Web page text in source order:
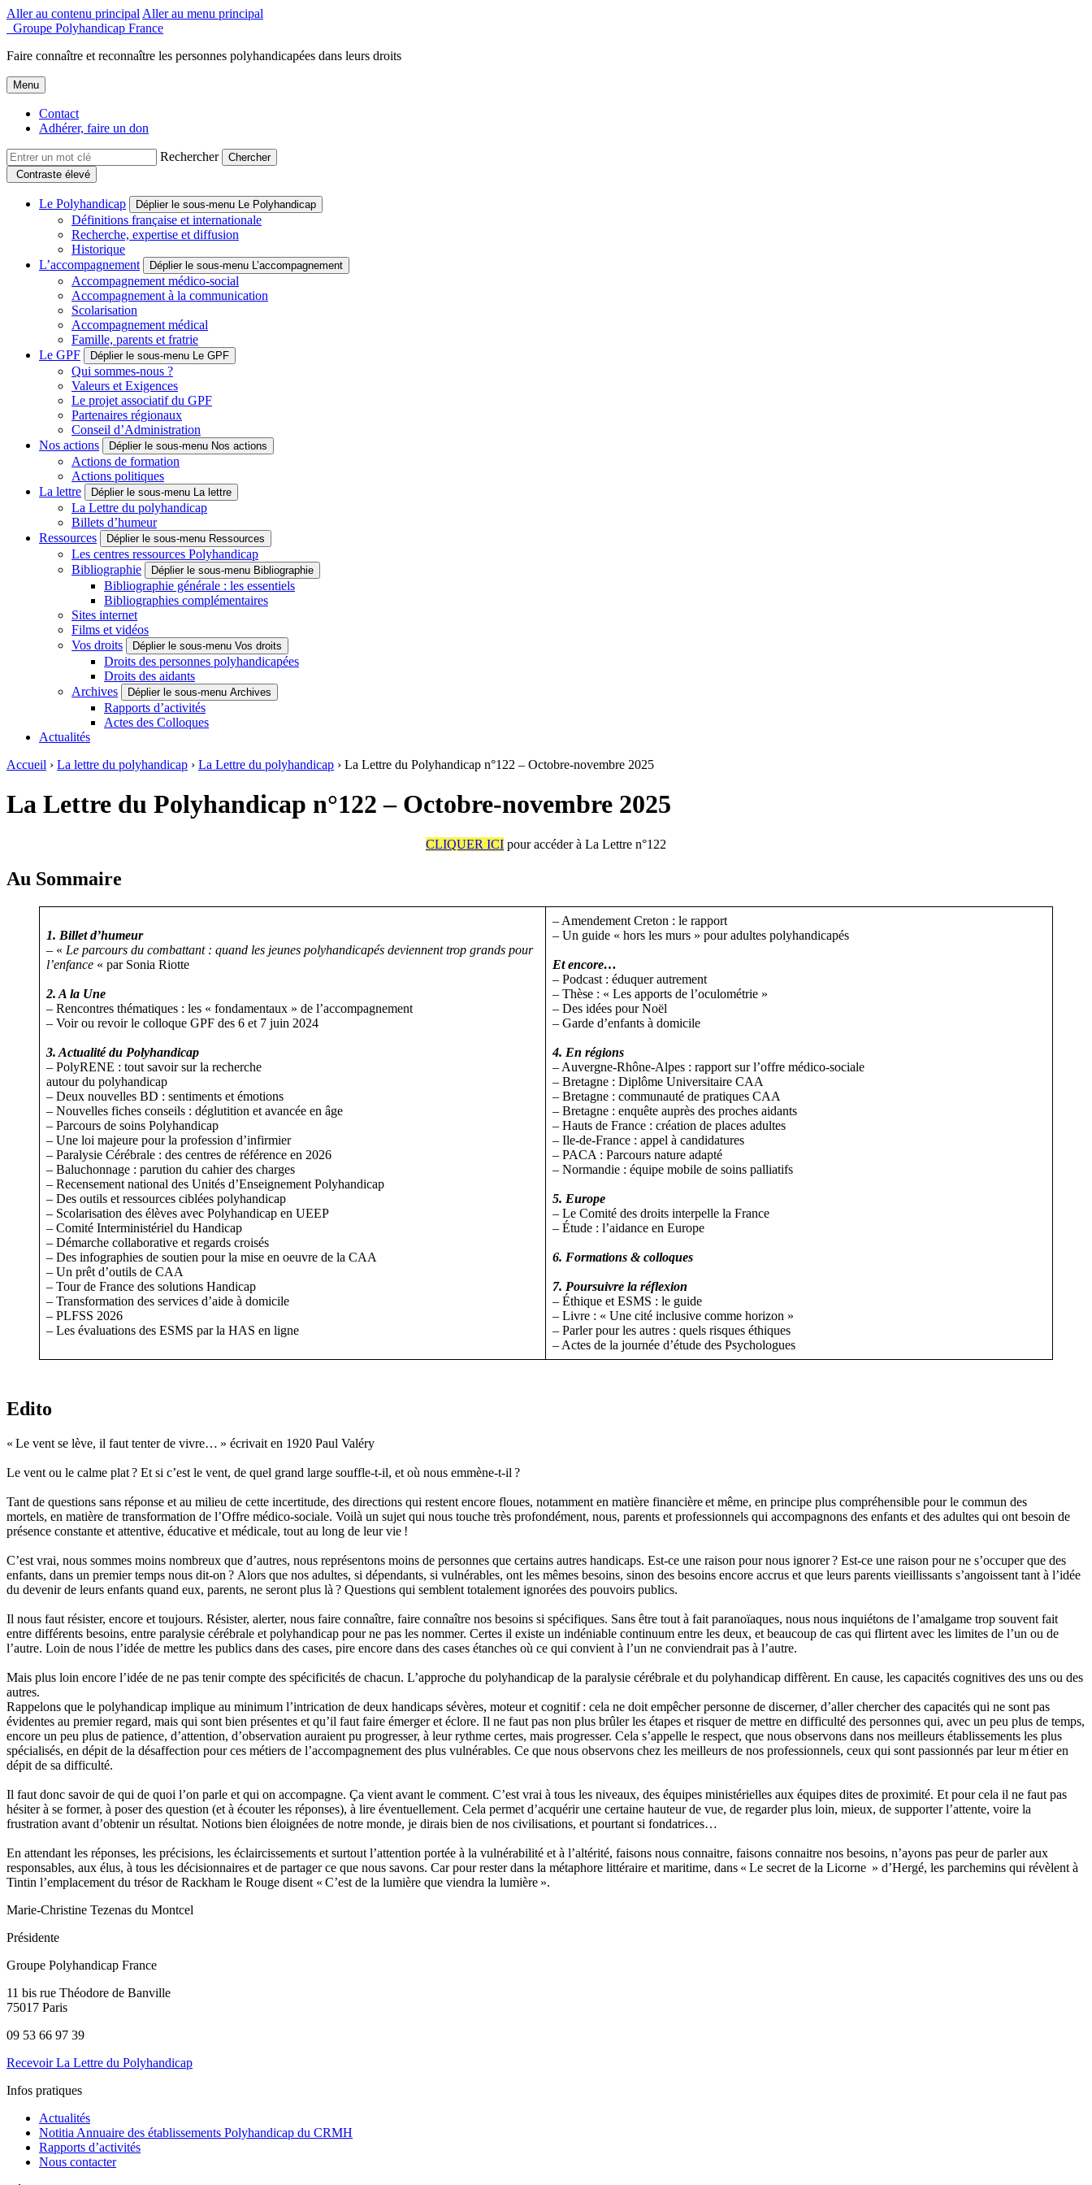
Aller au contenu principal Aller au menu principal
Groupe Polyhandicap France
Faire connaître et reconnaître les personnes polyhandicapées dans leurs droits
Menu
Contact
Adhérer, faire un don
Rechercher
Contraste élevé
Le Polyhandicap Déplier le sous-menu Le Polyhandicap
Définitions française et internationale
Recherche, expertise et diffusion
Historique
L’accompagnement
Déplier le sous-menu L’accompagnement
Accompagnement médico-social
Accompagnement à la communication
Scolarisation
Accompagnement médical
Famille, parents et fratrie
Le GPF
Déplier le sous-menu Le GPF
Qui sommes-nous ?
Valeurs et Exigences
Le projet associatif du GPF
Partenaires régionaux
Conseil d’Administration
Nos actions
Déplier le sous-menu Nos actions
Actions de formation
Actions politiques
La lettre
Déplier le sous-menu La lettre
La Lettre du polyhandicap
Billets d’humeur
Ressources
Déplier le sous-menu Ressources
Les centres ressources Polyhandicap
Bibliographie
Déplier le sous-menu Bibliographie
Bibliographie générale : les essentiels
Bibliographies complémentaires
Sites internet
Films et vidéos
Vos droits
Déplier le sous-menu Vos droits
Droits des personnes polyhandicapées
Droits des aidants
Archives
Déplier le sous-menu Archives
Rapports d’activités
Actes des Colloques
Actualités
Accueil › La lettre du polyhandicap › La Lettre du polyhandicap › La Lettre du Polyhandicap n°122 – Octobre-novembre 2025
La Lettre du Polyhandicap n°122 – Octobre-novembre 2025
CLIQUER ICI pour accéder à La Lettre n°122
Au Sommaire
1. Billet d’humeur
– « Le parcours du combattant : quand les jeunes polyhandicapés deviennent trop grands pour
l’enfance « par Sonia Riotte
2. A la Une
– Rencontres thématiques : les « fondamentaux » de l’accompagnement
– Voir ou revoir le colloque GPF des 6 et 7 juin 2024
3. Actualité du Polyhandicap
– PolyRENE : tout savoir sur la recherche
autour du polyhandicap
– Deux nouvelles BD : sentiments et émotions
– Nouvelles fiches conseils : déglutition et avancée en âge
– Parcours de soins Polyhandicap
– Une loi majeure pour la profession d’infirmier
– Paralysie Cérébrale : des centres de référence en 2026
– Baluchonnage : parution du cahier des charges
– Recensement national des Unités d’Enseignement Polyhandicap
– Des outils et ressources ciblées polyhandicap
– Scolarisation des élèves avec Polyhandicap en UEEP
– Comité Interministériel du Handicap
– Démarche collaborative et regards croisés
– Des infographies de soutien pour la mise en oeuvre de la CAA
– Un prêt d’outils de CAA
– Tour de France des solutions Handicap
– Transformation des services d’aide à domicile
– PLFSS 2026
– Les évaluations des ESMS par la HAS en ligne
– Amendement Creton : le rapport
– Un guide « hors les murs » pour adultes polyhandicapés
Et encore…
– Podcast : éduquer autrement
– Thèse : « Les apports de l’oculométrie »
– Des idées pour Noël
– Garde d’enfants à domicile
4. En régions
– Auvergne-Rhône-Alpes : rapport sur l’offre médico-sociale
– Bretagne : Diplôme Universitaire CAA
– Bretagne : communauté de pratiques CAA
– Bretagne : enquête auprès des proches aidants
– Hauts de France : création de places adultes
– Ile-de-France : appel à candidatures
– PACA : Parcours nature adapté
– Normandie : équipe mobile de soins palliatifs
5. Europe
– Le Comité des droits interpelle la France
– Étude : l’aidance en Europe
6. Formations & colloques
7. Poursuivre la réflexion
– Éthique et ESMS : le guide
– Livre : « Une cité inclusive comme horizon »
– Parler pour les autres : quels risques éthiques
– Actes de la journée d’étude des Psychologues
Edito
« Le vent se lève, il faut tenter de vivre… » écrivait en 1920 Paul Valéry
Le vent ou le calme plat ? Et si c’est le vent, de quel grand large souffle-t-il, et où nous emmène-t-il ?
Tant de questions sans réponse et au milieu de cette incertitude, des directions qui restent encore floues, notamment en matière financière et même, en principe plus compréhensible pour le commun des
mortels, en matière de transformation de l’Offre médico-sociale. Voilà un sujet qui nous touche très profondément, nous, parents et professionnels qui accompagnons des enfants et des adultes qui ont besoin de
présence constante et attentive, éducative et médicale, tout au long de leur vie !
C’est vrai, nous sommes moins nombreux que d’autres, nous représentons moins de personnes que certains autres handicaps. Est-ce une raison pour nous ignorer ? Est-ce une raison pour ne s’occuper que des
enfants, dans un premier temps nous dit-on ? Alors que nos adultes, si dépendants, si vulnérables, ont les mêmes besoins, sinon des besoins encore accrus et que leurs parents vieillissants s’angoissent tant à l’idée
du devenir de leurs enfants quand eux, parents, ne seront plus là ? Questions qui semblent totalement ignorées des pouvoirs publics.
Il nous faut résister, encore et toujours. Résister, alerter, nous faire connaître, faire connaître nos besoins si spécifiques. Sans être tout à fait paranoïaques, nous nous inquiétons de l’amalgame trop souvent fait
entre différents besoins, entre paralysie cérébrale et polyhandicap pour ne pas les nommer. Certes il existe un indéniable continuum entre les deux, et beaucoup de cas qui flirtent avec les limites de l’un ou de
l’autre. Loin de nous l’idée de mettre les publics dans des cases, pire encore dans des cases étanches où ce qui convient à l’un ne conviendrait pas à l’autre.
Mais plus loin encore l’idée de ne pas tenir compte des spécificités de chacun. L’approche du polyhandicap de la paralysie cérébrale et du polyhandicap diffèrent. En cause, les capacités cognitives des uns ou des
autres.
Rappelons que le polyhandicap implique au minimum l’intrication de deux handicaps sévères, moteur et cognitif : cela ne doit empêcher personne de discerner, d’aller chercher des capacités qui ne sont pas
évidentes au premier regard, mais qui sont bien présentes et qu’il faut faire émerger et éclore. Il ne faut pas non plus brûler les étapes et risquer de mettre en difficulté des personnes qui, avec un peu plus de temps,
encore un peu plus de patience, d’attention, d’observation auraient pu progresser, à leur rythme certes, mais progresser. Cela s’appelle le respect, que nous observons dans nos meilleurs établissements les plus
spécialisés, en dépit de la désaffection pour ces métiers de l’accompagnement des plus vulnérables. Ce que nous observons chez les meilleurs de nos professionnels, ceux qui sont passionnés par leur m étier en
dépit de sa difficulté.
Il faut donc savoir de qui de quoi l’on parle et qui on accompagne. Ça vient avant le comment. C’est vrai à tous les niveaux, des équipes ministérielles aux équipes dites de proximité. Et pour cela il ne faut pas
hésiter à se former, à poser des question (et à écouter les réponses), à lire éventuellement. Cela permet d’acquérir une certaine hauteur de vue, de regarder plus loin, mieux, de supporter l’attente, voire la
frustration avant d’obtenir un résultat. Notions bien éloignées de notre monde, je dirais bien de nos civilisations, et pourtant si fondatrices…
En attendant les réponses, les précisions, les éclaircissements et surtout l’attention portée à la vulnérabilité et à l’altérité, faisons nous connaitre, faisons connaitre nos besoins, n’ayons pas peur de parler aux
responsables, aux élus, à tous les décisionnaires et de partager ce que nous savons. Car pour rester dans la métaphore littéraire et maritime, dans « Le secret de la Licorne » d’Hergé, les parchemins qui révèlent à
Tintin l’emplacement du trésor de Rackham le Rouge disent « C’est de la lumière que viendra la lumière ».
Marie-Christine Tezenas du Montcel
Présidente
Groupe Polyhandicap France
11 bis rue Théodore de Banville
75017 Paris
09 53 66 97 39
Recevoir La Lettre du Polyhandicap
Infos pratiques
Actualités
Notitia Annuaire des établissements Polyhandicap du CRMH
Rapports d’activités
Nous contacter